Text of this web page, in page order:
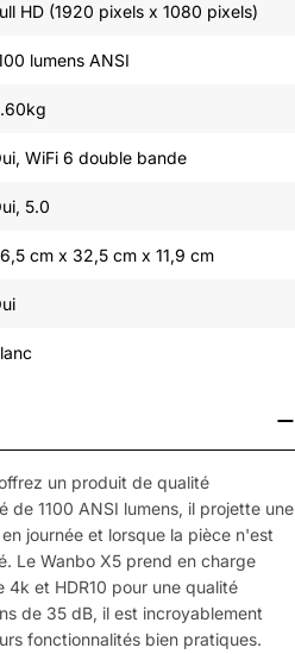
HD (1920 pixels x 1080 pixels)
lumens ANSI
WiFi 6 double bande
5.0
cm x 32,5 cm x 11,9 cm
un produit de qualité
de 1100 ANSI lumens, il projette une
journée et lorsque la pièce n'est
Le Wanbo X5 prend en charge
et HDR10 pour une qualité
de 35 dB, il est incroyablement
fonctionnalités bien pratiques.